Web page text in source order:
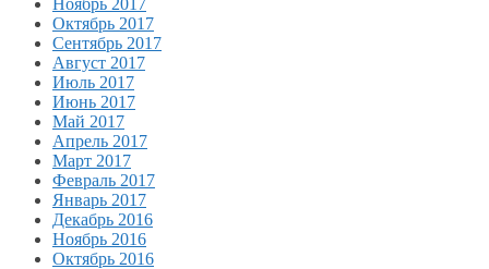
Ноябрь 2017
Октябрь 2017
Сентябрь 2017
Август 2017
Июль 2017
Июнь 2017
Май 2017
Апрель 2017
Март 2017
Февраль 2017
Январь 2017
Декабрь 2016
Ноябрь 2016
Октябрь 2016